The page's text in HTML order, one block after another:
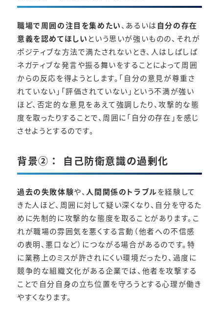
職場で周囲の注目を集めたい、あるいは 自分の存在
意義を認めてほしい という思いが強いものの、それが
ポジティブな方法で満たされないとき、人はしばしば
ネガティブな発言や振る舞いをすることによって周囲
からの反応を得ようとします。「自分の意見が尊重さ
れていない」「評価されていない」という不満が強い
ほど、否定的な意見をあえて強調したり、攻撃的な態
度を取ったりすることで、周囲に「自分の存在」を感じ
させようとするのです。
背景②： 自己防衛意識の過剰化
過去の失敗体験や、 人間関係のトラブルを経験して
きた人ほど、周囲に対して疑い深くなり、自分を守るた
めに先制的に攻撃的な態度を取ることがあります。こ
れが職場の雰囲気を悪くする言動（他者への不信感
の表明、悪口など）につながる場合があるのです。特
に業務上のミスが許されにくい環境だったり、過度に
競争的な組織文化がある企業では、他者を攻撃する
ことで自分自身の立ち位置を守ろうとする心理が働き
やすくなります。